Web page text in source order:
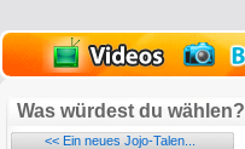
Was würdest du wählen?
<< Ein neues Jojo-Talen...